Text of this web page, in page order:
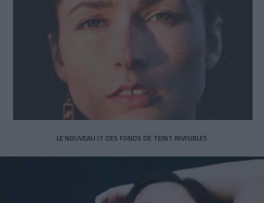
LE NOUVEAU IT DES FONDS DE TEINT INVISIBLES